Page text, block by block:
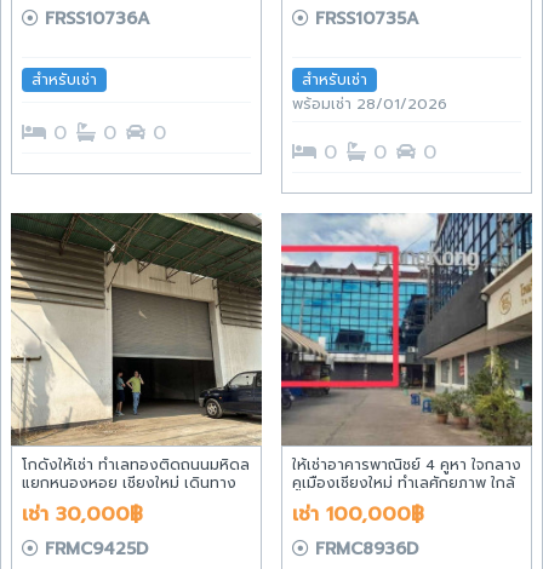
FRSS10736A
สำหรับเช่า
0 0 0
FRSS10735A
สำหรับเช่า
พร้อมเช่า 28/01/2026
0 0 0
โกดังให้เช่า ทำเลทองติดถนนมหิดล
แยกหนองหอย เชียงใหม่ เดินทาง
สะดวก ใกล้เมือง เหมาะสำหรับ
ทำการค้าและคลังสินค้า
เช่า 30,000฿
FRMC9425D
ให้เช่าอาคารพาณิชย์ 4 คูหา ใจกลาง
คูเมืองเชียงใหม่ ทำเลศักยภาพ ใกล้
ถนนคนเดิน
เช่า 100,000฿
FRMC8936D